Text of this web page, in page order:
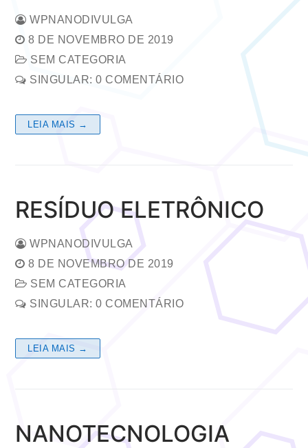
WPNANODIVULGA
8 DE NOVEMBRO DE 2019
SEM CATEGORIA
SINGULAR: 0 COMENTÁRIO
LEIA MAIS →
RESÍDUO ELETRÔNICO
WPNANODIVULGA
8 DE NOVEMBRO DE 2019
SEM CATEGORIA
SINGULAR: 0 COMENTÁRIO
LEIA MAIS →
NANOTECNOLOGIA